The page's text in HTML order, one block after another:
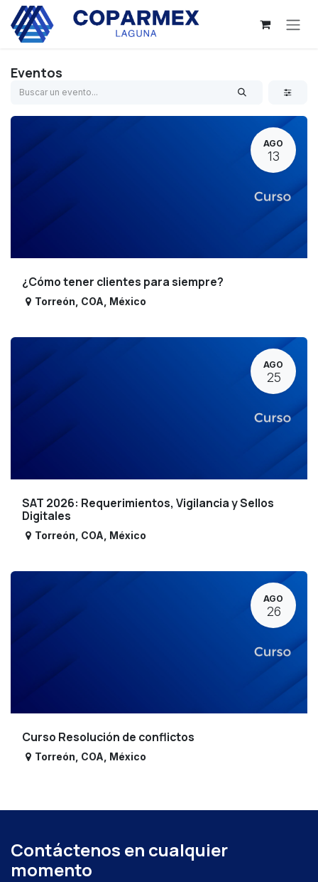
Ir al contenido
Eventos
AGO
13
¿Cómo tener clientes para siempre?
Torreón COA México
AGO
25
SAT 2026: Requerimientos, Vigilancia y Sellos
Digitales
Torreón COA México
AGO
26
Curso Resolución de conflictos
Torreón COA México
Contáctenos en cualquier
momento